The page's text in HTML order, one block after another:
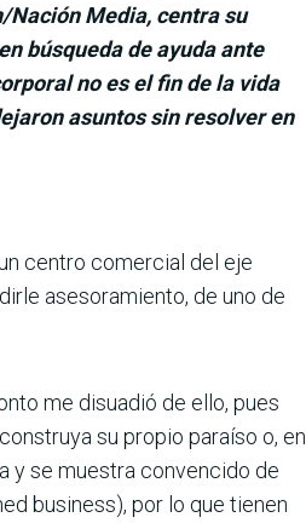
Nación Media, centra su
búsqueda de ayuda ante
no es el fin de la vida
asuntos sin resolver en
centro comercial del eje
asesoramiento, de uno de
me disuadió de ello, pues
su propio paraíso o, en
y se muestra convencido de
business), por lo que tienen